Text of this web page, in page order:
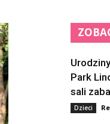
Park
sali
Dzieci